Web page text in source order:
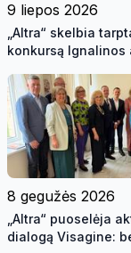
9 liepos 2026
„Altra“ skelbia
konkursą Ignalinos
išmontavimui
8 gegužės 2026
„Altra“ puoselėja
dialogą Visagine: